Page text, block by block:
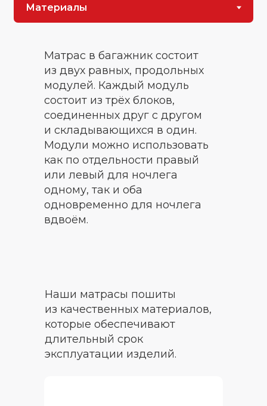
Матрас в багажник состоит
из двух равных, продольных
модулей. Каждый модуль
состоит из трёх блоков,
соединенных друг с другом
и складывающихся в один.
Модули можно использовать
как по отдельности правый
или левый для ночлега
одному, так и оба
одновременно для ночлега
вдвоём.
Наши матрасы пошиты
из качественных материалов,
которые обеспечивают
длительный срок
эксплуатации изделий.